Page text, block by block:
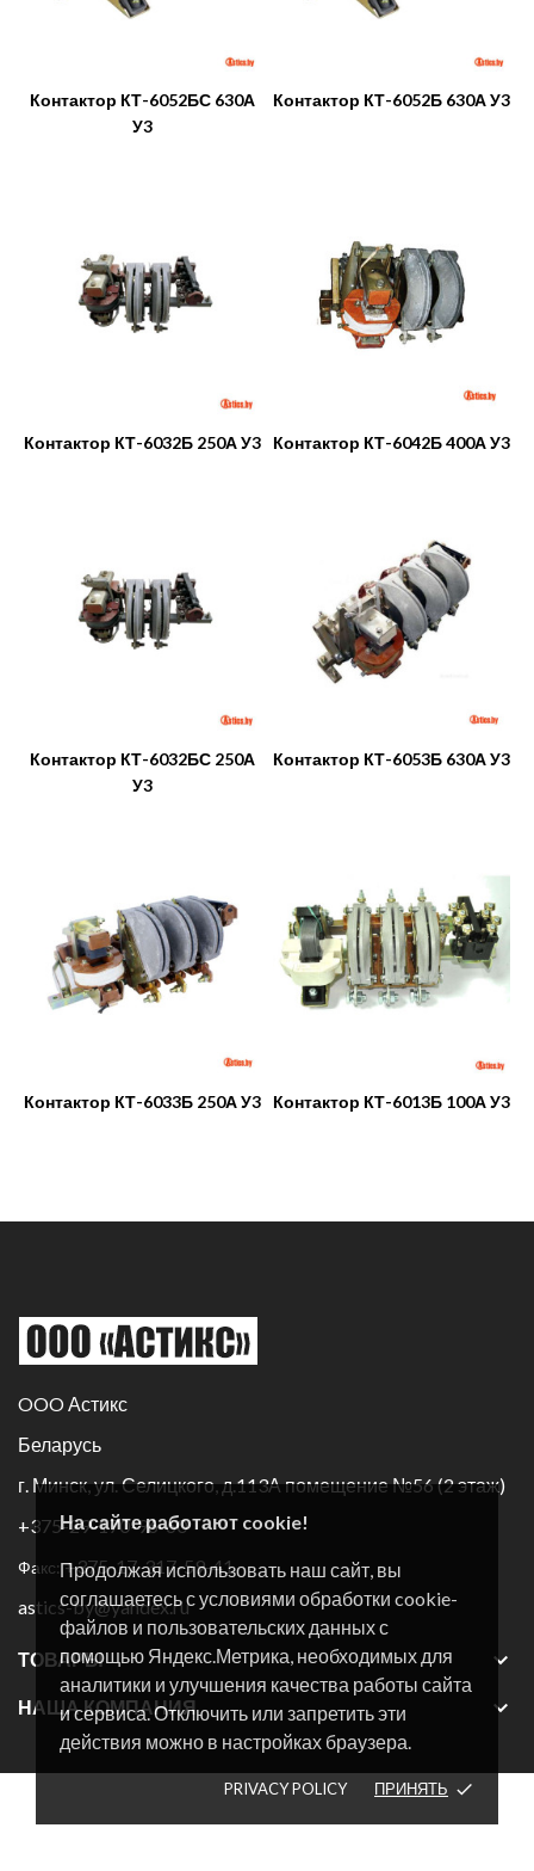
На сайте работают cookie!
Продолжая использовать наш сайт, вы
соглашаетесь с условиями обработки cookie-
файлов и пользовательских данных с
помощью Яндекс.Метрика, необходимых для
аналитики и улучшения качества работы сайта
и сервиса. Отключить или запретить эти
действия можно в настройках браузера.
PRIVACY POLICY ПРИНЯТЬ done
Контактор КТ-6052БС 630А
У3
Контактор КТ-6052Б 630А У3
Контактор КТ-6032Б 250А У3 Контактор КТ-6042Б 400А У3
Контактор КТ-6032БС 250А
У3
Контактор КТ-6053Б 630А У3
Контактор КТ-6033Б 250А У3 Контактор КТ-6013Б 100А У3
OOO Астикс
Беларусь
г. Минск, ул. Селицкого, д.113А помещение №56 (2 этаж)
+375-29-170-96-60
Факс:+375-17-317-59-41
astics-by@yandex.ru
ТОВАРЫ 
НАША КОМПАНИЯ 